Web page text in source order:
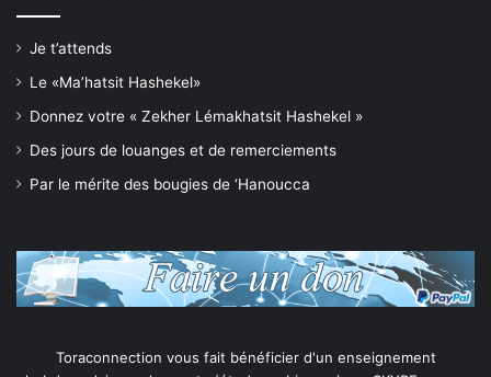
Je t’attends
Le «Ma’hatsit Hashekel»
Donnez votre « Zekher Lémakhatsit Hashekel »
Des jours de louanges et de remerciements
Par le mérite des bougies de ‘Hanoucca
Toraconnection vous fait bénéficier d'un enseignement